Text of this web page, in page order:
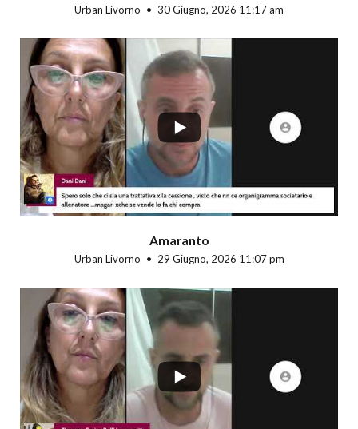
Urban Livorno 30 Giugno, 2026 11:17 am
Amaranto
Urban Livorno 29 Giugno, 2026 11:07 pm